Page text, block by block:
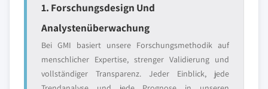
1. Forschungsdesign Und
Analystenüberwachung
Bei GMI basiert unsere Forschungsmethodik auf
menschlicher Expertise, strenger Validierung und
vollständiger Transparenz. Jeder Einblick, jede